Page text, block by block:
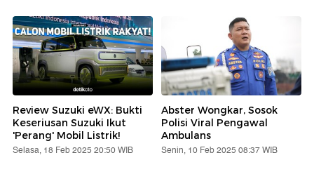
Review Suzuki eWX: Bukti
Keseriusan Suzuki Ikut
'Perang' Mobil Listrik!
Selasa, 18 Feb 2025 20:50 WIB
Abster Wongkar, Sosok
Polisi Viral Pengawal
Ambulans
Senin, 10 Feb 2025 08:37 WIB